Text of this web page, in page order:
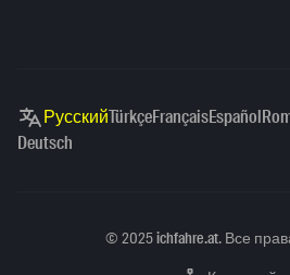
РусскийTürkçeFrançaisEspañol
Deutsch
© 2025ichfahre.at. Все